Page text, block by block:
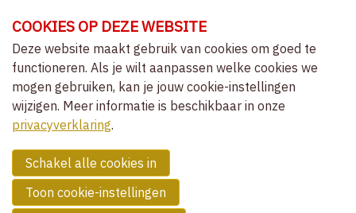
links
over
Spring
naar
de
navigatie
naar
de
inhoud
OVER VVCEPC
CLIËNTGERICHT-EXPERIËNTIEEL
NIEUWS
OVERZICHT ACTIVITEITEN
NIEUWS
COOKIES OP DEZE WEBSITE
Deze website maakt gebruik van cookies om goed te
functioneren. Als je wilt aanpassen welke cookies we
mogen gebruiken, kan je jouw cookie-instellingen
wijzigen. Meer informatie is beschikbaar in onze
privacyverklaring.
Schakel alle cookies in
Toon cookie-instellingen